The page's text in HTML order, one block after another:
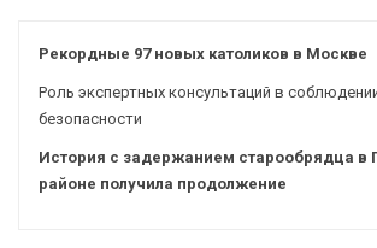
Рекордные 97 новых католиков в Москве
Роль экспертных консультаций в
безопасности
История с задержанием старообрядца в
районе получила продолжение